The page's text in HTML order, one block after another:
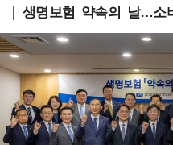
생명보험 약속의 날…소